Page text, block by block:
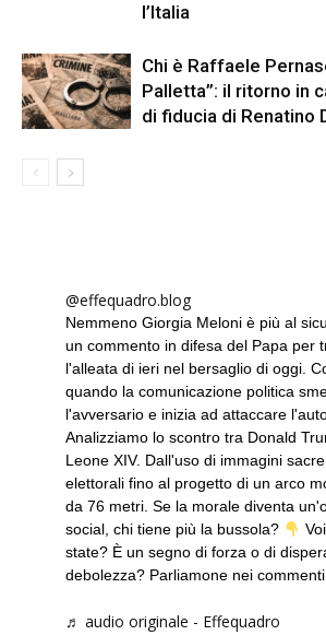
l’Italia
Chi è Raffaele
Palletta”: il ritorno in
di fiducia di Renatino
@effequadro.blog
Nemmeno Giorgia Meloni è più al
un commento in difesa del Papa per
l'alleata di ieri nel bersaglio di oggi.
quando la comunicazione politica
l'avversario e inizia ad attaccare
Analizziamo lo scontro tra Donald
Leone XIV. Dall'uso di immagini
elettorali fino al progetto di un arco
da 76 metri. Se la morale diventa
social, chi tiene più la bussola?
state? È un segno di forza o di
debolezza? Parliamone nei
♬ audio originale - Effequadro